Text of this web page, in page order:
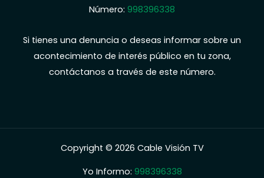
Número: 998396338
Si tienes una denuncia o deseas informar sobre un
acontecimiento de interés público en tu zona,
contáctanos a través de este número.
Copyright © 2026 Cable Visión TV
Yo Informo: 998396338